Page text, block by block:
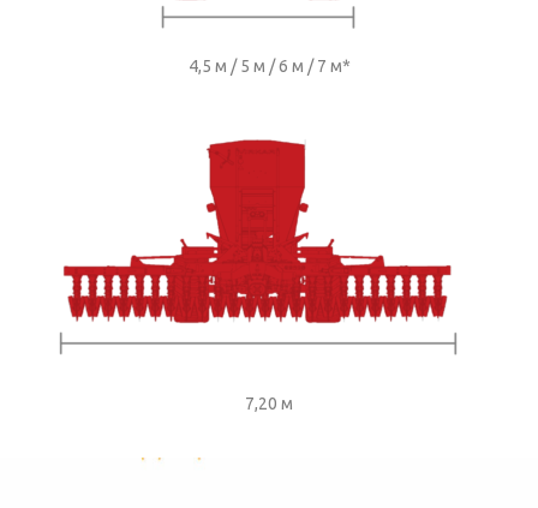
4,5 м / 5 м / 6 м / 7 м*
7,20 м